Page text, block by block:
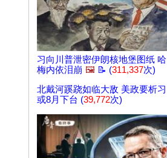
习向川普泄密伊朗核地堡图纸 哈
梅内依泪崩 🖼️ 📝 (311,337次)
北戴河蹊跷如临大敌 美政要析习
或8月下台 (39,772次)